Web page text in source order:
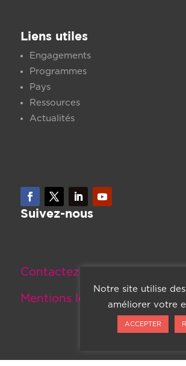
Liens utiles
Engagements
Programmes
Pays
Ressources
Actualités
Suivez-nous
Contactez-nous
Mentions légales
Notre site utilise
améliorer votre
ACCEPTER